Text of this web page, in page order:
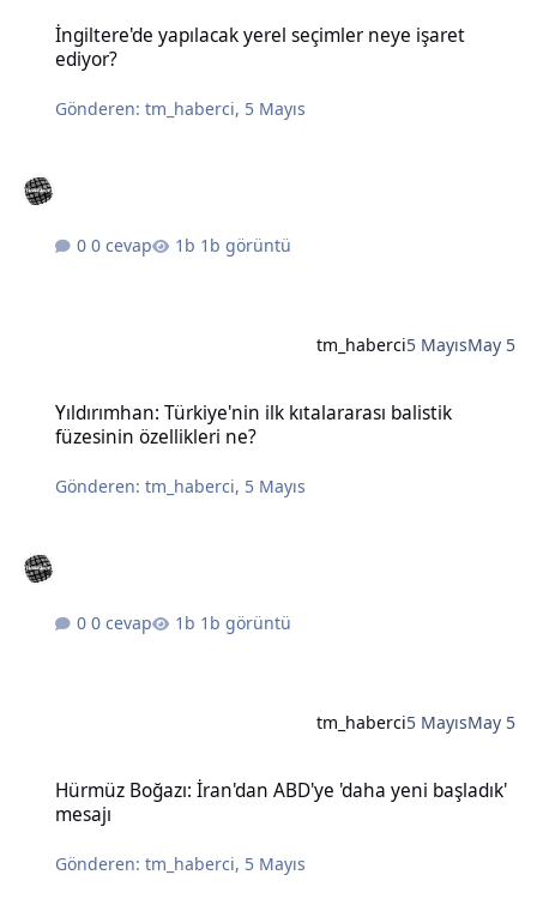
İngiltere'de yapılacak yerel seçimler neye işaret
ediyor?
Gönderen:tm_haberci, 5 Mayıs
0 cevap 1b görüntü
tm_haberci5 MayısMay 5
Yıldırımhan: Türkiye'nin ilk kıtalararası balistik
füzesinin özellikleri ne?
Gönderen:tm_haberci, 5 Mayıs
0 cevap 1b görüntü
tm_haberci5 MayısMay 5
Hürmüz Boğazı: İran'dan ABD'ye 'daha yeni başladık'
mesajı
Gönderen:tm_haberci, 5 Mayıs